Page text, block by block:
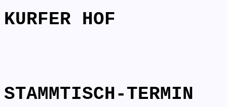
KURFER HOF
STAMMTISCH-TERMIN